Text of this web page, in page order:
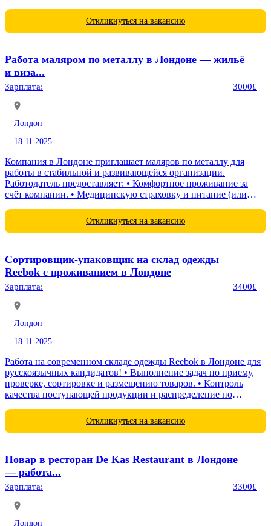
Откликнуться на вакансию
Работа маляром по металлу в Лондоне — жильё
и виза...
Зарплата: 3000£
Лондон
18.11.2025
Компания в Лондоне приглашает маляров по металлу для
работы в стабильной и развивающейся организации.
Работодатель предоставляет: • Комфортное проживание за
счёт компании. • Медицинскую страховку и питание (или
Откликнуться на вакансию
Сортировщик-упаковщик на склад одежды
Reebok с проживанием в Лондоне
Зарплата: 3400£
Лондон
18.11.2025
Работа на современном складе одежды Reebok в Лондоне для
русскоязычных кандидатов! • Выполнение задач по приему,
проверке, сортировке и размещению товаров. • Контроль
качества поступающей продукции и распределение по
Откликнуться на вакансию
Повар в ресторан De Kas Restaurant в Лондоне
— работа...
Зарплата: 3300£
Лондон